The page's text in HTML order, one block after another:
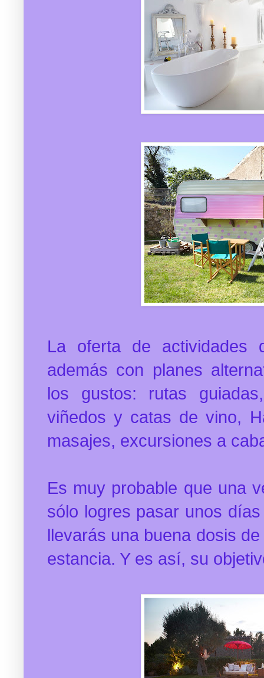
La oferta de
además con planes
los gustos: rutas
viñedos y catas de vino,
masajes, excursiones a
Es muy probable que una
sólo logres pasar unos
llevarás una buena dosis
estancia. Y es así, su